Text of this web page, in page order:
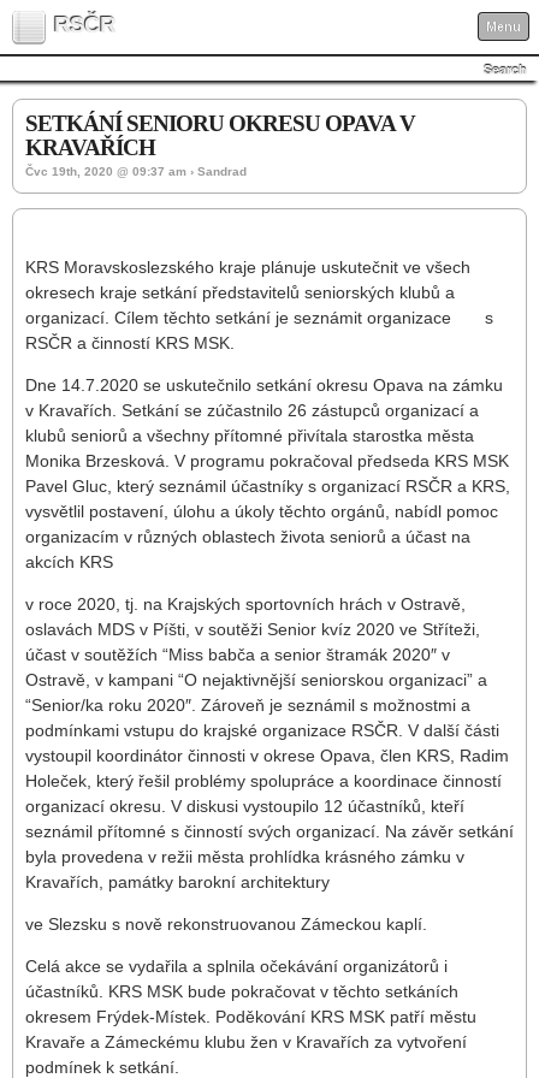
RSČR Menu
Search
SETKÁNÍ SENIORU OKRESU OPAVA V
KRAVAŘÍCH
Čvc 19th, 2020 @ 09:37 am › Sandrad
KRS Moravskoslezského kraje plánuje uskutečnit ve všech
okresech kraje setkání představitelů seniorských klubů a
organizací. Cílem těchto setkání je seznámit organizace s
RSČR a činností KRS MSK.
Dne 14.7.2020 se uskutečnilo setkání okresu Opava na zámku
v Kravařích. Setkání se zúčastnilo 26 zástupců organizací a
klubů seniorů a všechny přítomné přivítala starostka města
Monika Brzesková. V programu pokračoval předseda KRS MSK
Pavel Gluc, který seznámil účastníky s organizací RSČR a KRS,
vysvětlil postavení, úlohu a úkoly těchto orgánů, nabídl pomoc
organizacím v různých oblastech života seniorů a účast na
akcích KRS
v roce 2020, tj. na Krajských sportovních hrách v Ostravě,
oslavách MDS v Píšti, v soutěži Senior kvíz 2020 ve Stříteži,
účast v soutěžích “Miss babča a senior štramák 2020″ v
Ostravě, v kampani “O nejaktivnější seniorskou organizaci” a
“Senior/ka roku 2020″. Zároveň je seznámil s možnostmi a
podmínkami vstupu do krajské organizace RSČR. V další části
vystoupil koordinátor činnosti v okrese Opava, člen KRS, Radim
Holeček, který řešil problémy spolupráce a koordinace činností
organizací okresu. V diskusi vystoupilo 12 účastníků, kteří
seznámil přítomné s činností svých organizací. Na závěr setkání
byla provedena v režii města prohlídka krásného zámku v
Kravařích, památky barokní architektury
ve Slezsku s nově rekonstruovanou Zámeckou kaplí.
Celá akce se vydařila a splnila očekávání organizátorů i
účastníků. KRS MSK bude pokračovat v těchto setkáních
okresem Frýdek-Místek. Poděkování KRS MSK patří městu
Kravaře a Zámeckému klubu žen v Kravařích za vytvoření
podmínek k setkání.